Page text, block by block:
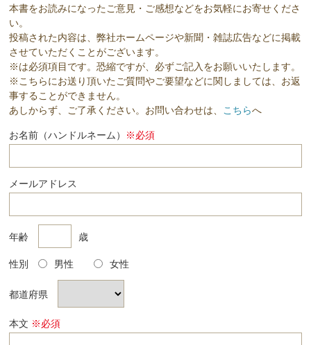
本書をお読みになったご意見・ご感想などをお気軽にお寄せくださ
い。
投稿された内容は、弊社ホームページや新聞・雑誌広告などに掲載
させていただくことがございます。
※は必須項目です。恐縮ですが、必ずご記入をお願いいたします。
※こちらにお送り頂いたご質問やご要望などに関しましては、お返
事することができません。
あしからず、ご了承ください。お問い合わせは、 こちらへ
お名前（ハンドルネーム） ※必須
メールアドレス
年齢 歳
性別 男性 女性
都道府県
本文 ※必須